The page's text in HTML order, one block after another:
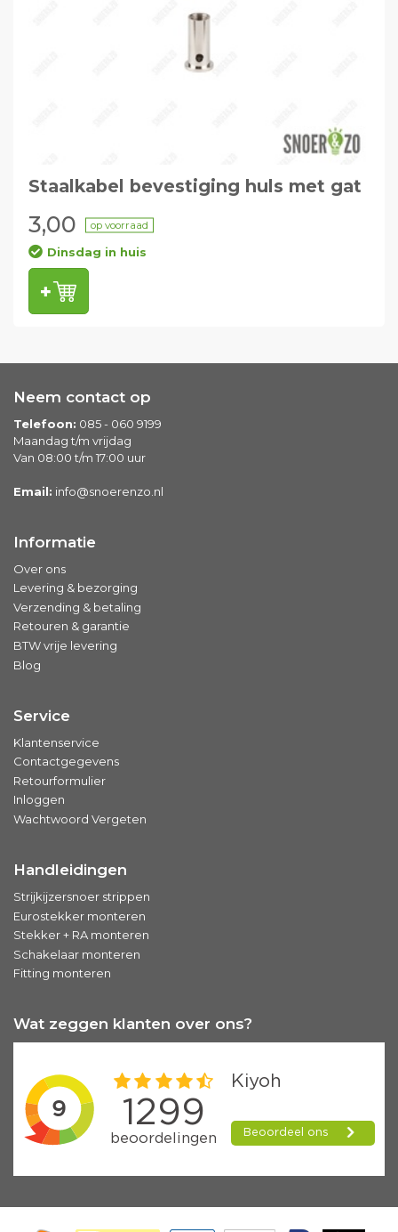
Staalkabel bevestiging huls met gat
3,00 op voorraad
Dinsdag in huis
Neem contact op
Telefoon: 085 - 060 9199
Maandag t/m vrijdag
Van 08:00 t/m 17:00 uur
Email: info@snoerenzo.nl
Informatie
Over ons
Levering & bezorging
Verzending & betaling
Retouren & garantie
BTW vrije levering
Blog
Service
Klantenservice
Contactgegevens
Retourformulier
Inloggen
Wachtwoord Vergeten
Handleidingen
Strijkijzersnoer strippen
Eurostekker monteren
Stekker + RA monteren
Schakelaar monteren
Fitting monteren
Wat zeggen klanten over ons?